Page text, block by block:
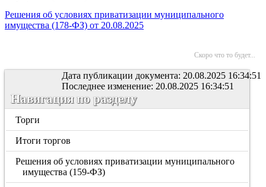
Решения об условиях приватизации муниципального
имущества (178-ФЗ) от 20.08.2025
Скоро что то будет...
Дата публикации документа: 20.08.2025 16:34:51
Последнее изменение: 20.08.2025 16:34:51
Навигация по разделу
Торги
Итоги торгов
Решения об условиях приватизации муниципального
имущества (159-ФЗ)